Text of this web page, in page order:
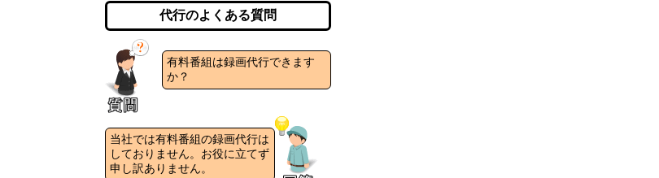
代行のよくある質問
有料番組は録画代行できます
か？
当社では有料番組の録画代行は
しておりません。お役に立てず
申し訳ありません。